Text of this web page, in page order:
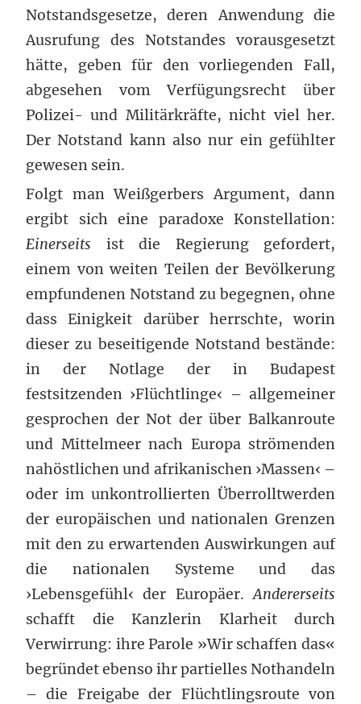
Notstandsgesetze, deren Anwendung die
Ausrufung des Notstandes vorausgesetzt
hätte, geben für den vorliegenden Fall,
abgesehen vom Verfügungsrecht über
Polizei- und Militärkräfte, nicht viel her.
Der Notstand kann also nur ein gefühlter
gewesen sein.
Folgt man Weißgerbers Argument, dann
ergibt sich eine paradoxe Konstellation:
Einerseits ist die Regierung gefordert,
einem von weiten Teilen der Bevölkerung
empfundenen Notstand zu begegnen, ohne
dass Einigkeit darüber herrschte, worin
dieser zu beseitigende Notstand bestände:
in der Notlage der in Budapest
festsitzenden ›Flüchtlinge‹ – allgemeiner
gesprochen der Not der über Balkanroute
und Mittelmeer nach Europa strömenden
nahöstlichen und afrikanischen ›Massen‹ –
oder im unkontrollierten Überrolltwerden
der europäischen und nationalen Grenzen
mit den zu erwartenden Auswirkungen auf
die nationalen Systeme und das
›Lebensgefühl‹ der Europäer.Andererseits
schafft die Kanzlerin Klarheit durch
Verwirrung: ihre Parole »Wir schaffen das«
begründet ebenso ihr partielles Nothandeln
– die Freigabe der Flüchtlingsroute von